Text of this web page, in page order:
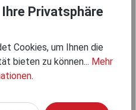
Privatsphäre
Cookies, um Ihnen die
bieten zu können... Mehr
.